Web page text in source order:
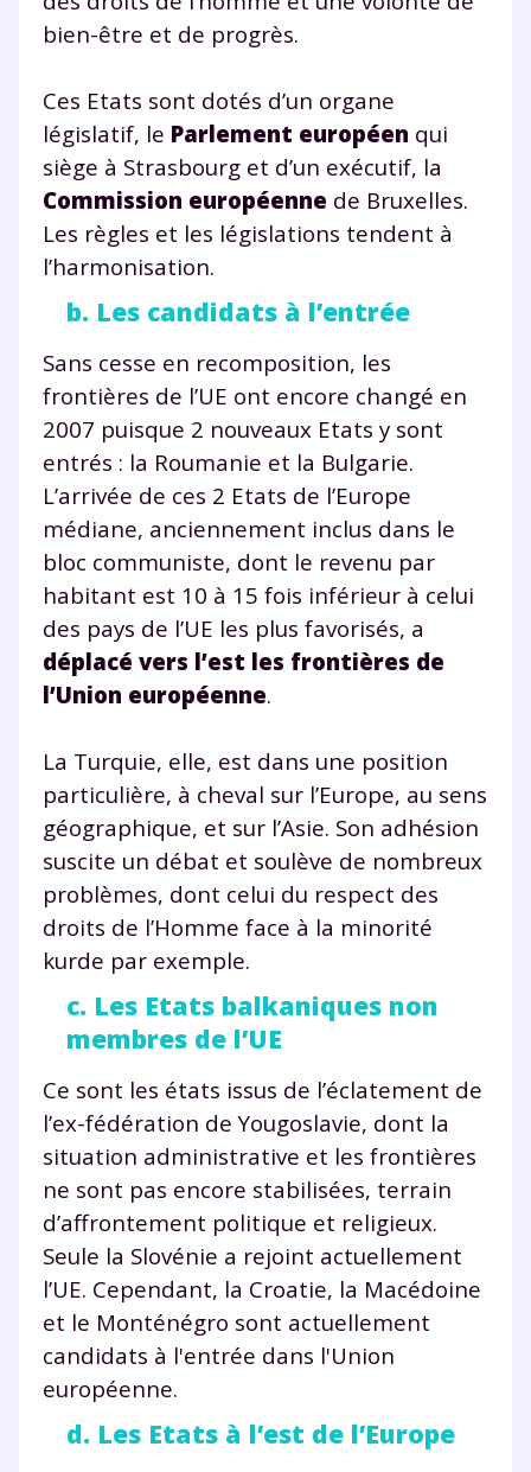
bien-être et de progrès.
Ces Etats sont dotés d’un organe
législatif, le Parlement européen qui
siège à Strasbourg et d’un exécutif, la
Commission européenne de Bruxelles.
Les règles et les législations tendent à
l’harmonisation.
b. Les candidats à l’entrée
Sans cesse en recomposition, les
frontières de l’UE ont encore changé en
2007 puisque 2 nouveaux Etats y sont
entrés : la Roumanie et la Bulgarie.
L’arrivée de ces 2 Etats de l’Europe
médiane, anciennement inclus dans le
bloc communiste, dont le revenu par
habitant est 10 à 15 fois inférieur à celui
des pays de l’UE les plus favorisés, a
déplacé vers l’est les frontières de
l’Union européenne.
La Turquie, elle, est dans une position
particulière, à cheval sur l’Europe, au sens
géographique, et sur l’Asie. Son adhésion
suscite un débat et soulève de nombreux
problèmes, dont celui du respect des
droits de l’Homme face à la minorité
kurde par exemple.
c. Les Etats balkaniques non
membres de l’UE
Ce sont les états issus de l’éclatement de
l’ex-fédération de Yougoslavie, dont la
situation administrative et les frontières
ne sont pas encore stabilisées, terrain
d’affrontement politique et religieux.
Seule la Slovénie a rejoint actuellement
l’UE. Cependant, la Croatie, la Macédoine
et le Monténégro sont actuellement
candidats à l'entrée dans l'Union
européenne.
d. Les Etats à l’est de l’Europe
Fermer
Envie de progresser
et de réussir votre
année scolaire ?
Testez gratuitement
pendant 24h notre
plateforme de soutien
scolaire !
Fiches de cours et vidéos,exercices
corrigés
Unespace dédié aux parentspour